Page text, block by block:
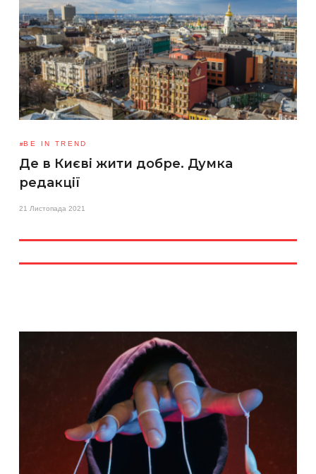
BE IN TREND
Де в Києві жити добре. Думка
редакції
21 Листопада 2021